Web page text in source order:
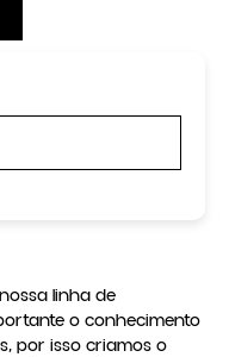
linha de
o conhecimento
por isso criamos o